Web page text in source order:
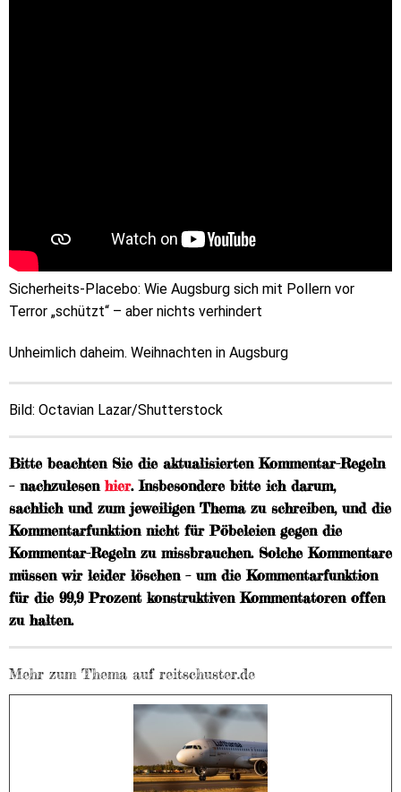
Sicherheits-Placebo: Wie Augsburg sich mit Pollern vor
Terror „schützt“ – aber nichts verhindert
Unheimlich daheim. Weihnachten in Augsburg
Bild: Octavian Lazar/Shutterstock
Bitte beachten Sie die aktualisierten Kommentar-Regeln
– nachzulesenhier. Insbesondere bitte ich darum,
sachlich und zum jeweiligen Thema zu schreiben, und die
Kommentarfunktion nicht für Pöbeleien gegen die
Kommentar-Regeln zu missbrauchen. Solche Kommentare
müssen wir leider löschen – um die Kommentarfunktion
für die 99,9 Prozent konstruktiven Kommentatoren offen
zu halten.
Mehr zum Thema auf reitschuster.de